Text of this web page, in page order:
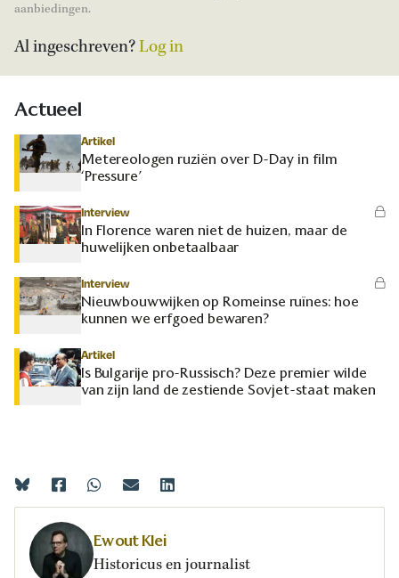
aanbiedingen.
Al ingeschreven?Log in
Actueel
Artikel
Metereologen ruziën over D-Day in film
‘Pressure’
Interview
In Florence waren niet de huizen, maar de
huwelijken onbetaalbaar
Interview
Nieuwbouwwijken op Romeinse ruïnes: hoe
kunnen we erfgoed bewaren?
Artikel
Is Bulgarije pro-Russisch? Deze premier wilde
van zijn land de zestiende Sovjet-staat maken
Ewout Klei
Historicus en journalist